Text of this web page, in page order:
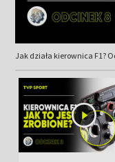
Jak działa kierownica F1?